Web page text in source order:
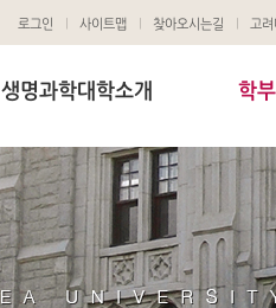
로그인 사이트맵 찾아오시는길 고려
생명과학대학소개 학부